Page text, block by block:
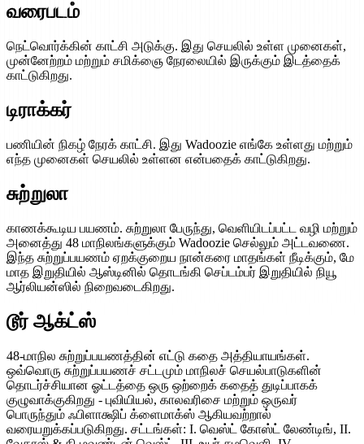
வரைபடம்
நெட்வொர்க்கின் காட்சி அடுக்கு. இது செயலில் உள்ள முனைகள்,
முன்னேற்றம் மற்றும் சமிக்ஞை நேரலையில் இருக்கும் இடத்தைக்
காட்டுகிறது.
டிராக்கர்
பணியின் நிகழ் நேரக் காட்சி. இது Wadoozie எங்கே உள்ளது மற்றும்
எந்த முனைகள் செயலில் உள்ளன என்பதைக் காட்டுகிறது.
சுற்றுலா
காணக்கூடிய பயணம். சுற்றுலா பேருந்து, வெளியிடப்பட்ட வழி மற்றும்
அனைத்து 48 மாநிலங்களுக்கும் Wadoozie செல்லும் அட்டவணை.
இந்த சுற்றுப்பயணம் ஏறக்குறைய நான்கரை மாதங்கள் நீடிக்கும், மே
மாத இறுதியில் ஆஸ்டினில் தொடங்கி செப்டம்பர் இறுதியில் நியூ
ஆர்லியன்ஸில் நிறைவடைகிறது.
டூர் ஆக்ட்ஸ்
48-மாநில சுற்றுப்பயணத்தின் எட்டு கதை அத்தியாயங்கள்.
ஒவ்வொரு சுற்றுப்பயணச் சட்டமும் மாநிலச் செயல்பாடுகளின்
தொடர்ச்சியான ஓட்டத்தை ஒரு ஒற்றைக் கதைத் துடிப்பாகக்
குழுவாக்குகிறது - புவியியல், காலவரிசை மற்றும் ஒருவர்
பொருந்தும் ஃபிளாக்ஷிப் க்ளைமாக்ஸ் ஆகியவற்றால்
வரையறுக்கப்படுகிறது. சட்டங்கள்: I. வெஸ்ட் கோஸ்ட் லேண்டிங், II.